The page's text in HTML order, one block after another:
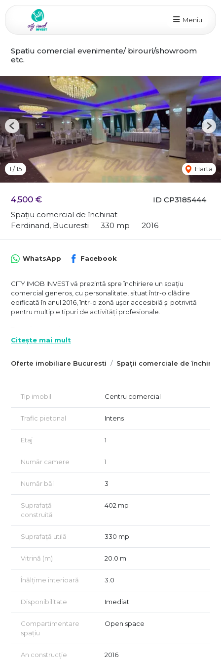
Meniu
Spatiu comercial evenimente/ birouri/showroom
etc.
ID CP3185444
4,500 €
Spațiu comercial de închiriat
Ferdinand, Bucuresti
330 mp 2016
1 /15 Harta
Previous
Oferte imobiliare Bucuresti Spații comerciale de
WhatsApp Facebook
CITY IMOB INVEST vă prezintă spre închiriere un spațiu
comercial generos, cu personalitate, situat într-o clădire
edificată în anul 2016, într-o zonă ușor accesibilă și potrivită
pentru multiple tipuri de activități profesionale.
Spațiul este amplasat la etajul 1 intr-o clădire cu regim de
totala de 353 mp.
generoase, care oferă lumină, deschidere și libertate de
amenajare, la care se adauga un mic bar, baile, o camera tip
suprafeței este alocat de holuri si casa scarii.
Inițial utilizat ca salon de evenimente, spațiul se pretează
showroom
galerie
spațiu de birouri
sală de prezentări
atelier etc.
conform nevoilor fiecărui chiriaș, fiind o „pânză albă” pentru
orice business care caută un spațiu diferit și versatil.
Avantaje cheie
Suprafață mare, ușor de adaptat
Contorizare individuală pentru utilități (apă, electricitate,
Citește mai mult
Tip imobil Centru comercial
Trafic pietonal Intens
Etaj 1
Număr camere 1
Număr băi 3
Suprafață
construită
402 mp
Suprafață utilă 330 mp
Vitrină (m) 20.0 m
Înălțime interioară 3.0
Disponibilitate Imediat
Compartimentare
spațiu
Open space
An construcție 2016